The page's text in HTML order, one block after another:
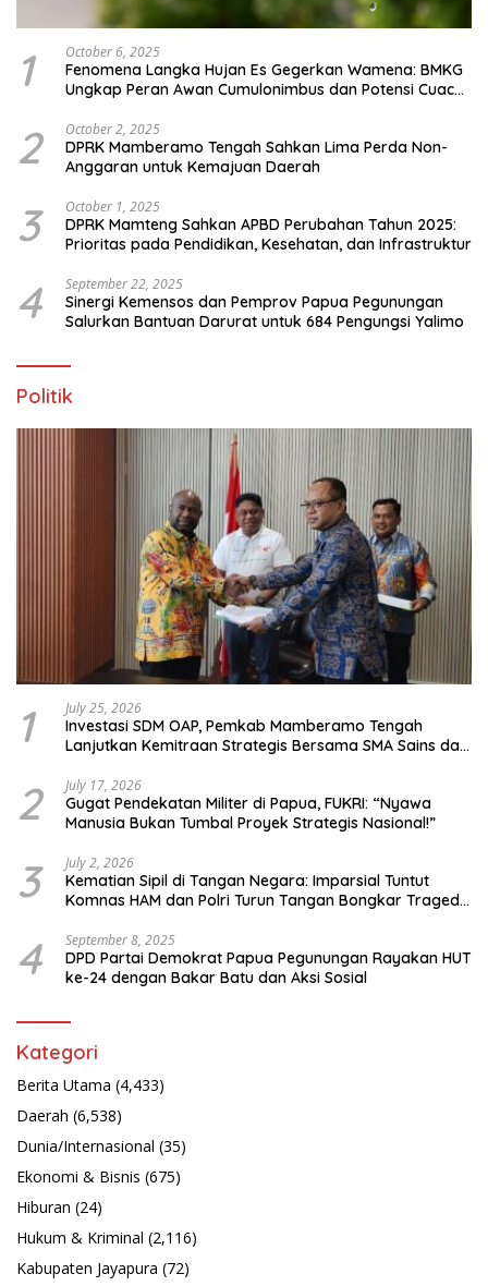
1 October 6, 2025
Fenomena Langka Hujan Es Gegerkan Wamena: BMKG
Ungkap Peran Awan Cumulonimbus dan Potensi Cuaca
2 October 2, 2025
DPRK Mamberamo Tengah Sahkan Lima Perda Non-
Anggaran untuk Kemajuan Daerah
3 October 1, 2025
DPRK Mamteng Sahkan APBD Perubahan Tahun 2025:
Prioritas pada Pendidikan, Kesehatan, dan Infrastruktur
4 September 22, 2025
Sinergi Kemensos dan Pemprov Papua Pegunungan
Salurkan Bantuan Darurat untuk 684 Pengungsi Yalimo
Politik
1 July 25, 2026
Investasi SDM OAP, Pemkab Mamberamo Tengah
Lanjutkan Kemitraan Strategis Bersama SMA Sains dan
2 July 17, 2026
Gugat Pendekatan Militer di Papua, FUKRI: “Nyawa
Manusia Bukan Tumbal Proyek Strategis Nasional!”
3 July 2, 2026
Kematian Sipil di Tangan Negara: Imparsial Tuntut
Komnas HAM dan Polri Turun Tangan Bongkar Tragedi
4 September 8, 2025
DPD Partai Demokrat Papua Pegunungan Rayakan HUT
ke-24 dengan Bakar Batu dan Aksi Sosial
Kategori
Berita Utama (4,433)
Daerah (6,538)
Dunia/Internasional (35)
Ekonomi & Bisnis (675)
Hiburan (24)
Hukum & Kriminal (2,116)
Kabupaten Jayapura (72)